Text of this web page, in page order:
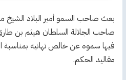
بعث صاحب السمو أمير البلاد الشيخ
صاحب الجلالة السلطان هيثم بن
فيها سموه عن خالص تهانيه بمناسبة
مقاليد الحكم.